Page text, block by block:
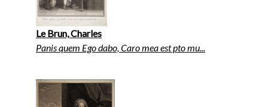
Le Brun, Charles
Panis quem Ego dabo, Caro mea est pto mu...